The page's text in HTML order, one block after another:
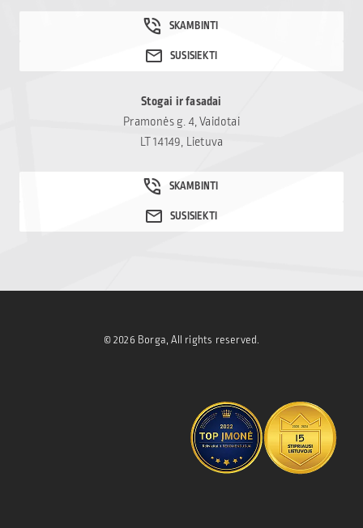
Stogai ir fasadai
Pramonės g. 4, Vaidotai
LT 14149, Lietuva
© 2026 Borga, All rights reserved.